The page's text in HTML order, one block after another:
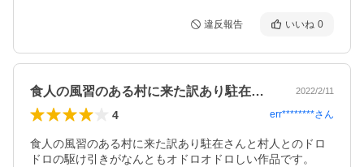
違反報告 いいね 0
食人の風習のある村に来た訳あり駐在さん… 2022/2/11
4 err********さん
食人の風習のある村に来た訳あり駐在さんと村人とのドロ
ドロの駆け引きがなんともオドロオドロしい作品です。